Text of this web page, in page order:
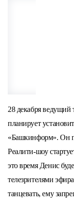
28 декабря ведущий
планирует
«Башкинформ». Он
Реалити-шоу
это время Денис
телезрителями
танцевать, ему